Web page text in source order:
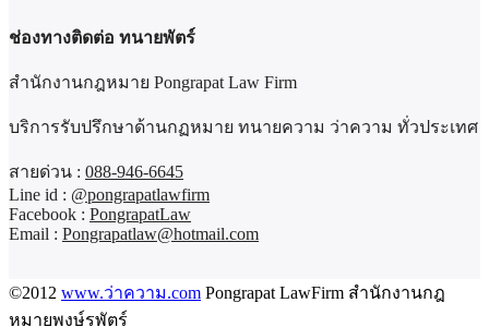
ช่องทางติดต่อ ทนายพัตร์
สำนักงานกฎหมาย Pongrapat Law Firm
บริการรับปรึกษาด้านกฏหมาย ทนายความ ว่าความ ทั่วประเทศ
สายด่วน : 088-946-6645
Line id : @pongrapatlawfirm
Facebook : PongrapatLaw
Email : Pongrapatlaw@hotmail.com
©2012 www.ว่าความ.com Pongrapat LawFirm สำนักงานกฎ
หมายพงษ์รพัตร์